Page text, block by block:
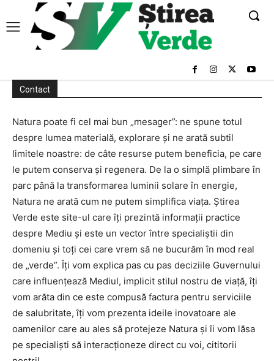
Contact
Natura poate fi cel mai bun „mesager”: ne spune totul
despre lumea materială, explorare și ne arată subtil
limitele noastre: de câte resurse putem beneficia, pe care
le putem conserva și regenera. De la o simplă plimbare în
parc până la transformarea luminii solare în energie,
Natura ne arată cum ne putem simplifica viața. Știrea
Verde este site-ul care îți prezintă informații practice
despre Mediu și este un vector între specialiștii din
domeniu și toți cei care vrem să ne bucurăm în mod real
de „verde”. Îți vom explica pas cu pas deciziile Guvernului
care influențează Mediul, implicit stilul nostru de viață, îți
vom arăta din ce este compusă factura pentru serviciile
de salubritate, îți vom prezenta ideile inovatoare ale
oamenilor care au ales să protejeze Natura și îi vom lăsa
pe specialiști să interacționeze direct cu voi, cititorii